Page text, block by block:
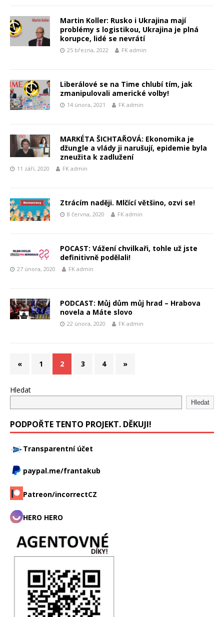
Martin Koller: Rusko i Ukrajina mají
problémy s logistikou, Ukrajina je plná
korupce, lidé se nevrátí
25 března, 2022 FK admin
Liberálové se na Time chlubí tím, jak
zmanipulovali americké volby!
14 února, 2021 FK admin
MARKÉTA ŠICHTAŘOVÁ: Ekonomika je
džungle a vlády ji narušují, epidemie byla
zneužita k zadlužení
11 září, 2020 FK admin
Ztrácím naději. Mlčící většino, ozvi se!
8 června, 2020 FK admin
POCAST: Vážení chvilkaři, tohle už jste
definitivně podělali!
27 února, 2020 FK admin
PODCAST: Můj dům můj hrad – Hrabova
novela a Máte slovo
22 února, 2020 FK admin
« 1 2 3 4 »
Hledat
Hledat
PODPOŘTE TENTO PROJEKT. DĚKUJI!
Transparentní účet
paypal.me/frantakub
Patreon/incorrectCZ
HERO HERO